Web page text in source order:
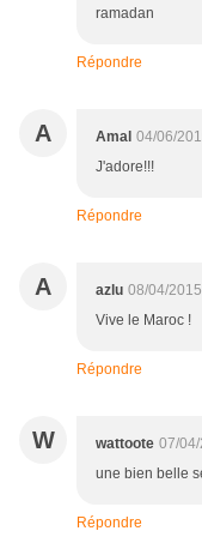
ramadan
Répondre
A Amal 04/06/
J'adore!!!
Répondre
A azlu 08/04/
Vive le Maroc !
Répondre
W wattoote 07/
une bien belle
Répondre